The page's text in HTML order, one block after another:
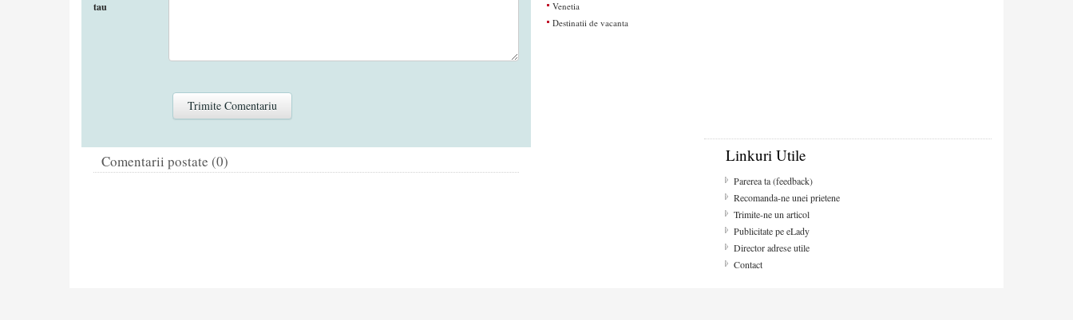
tau
Comentarii postate (0)
Venetia
Destinatii de vacanta
Linkuri Utile
Parerea ta (feedback)
Recomanda-ne unei prietene
Trimite-ne un articol
Publicitate pe eLady
Director adrese utile
Contact